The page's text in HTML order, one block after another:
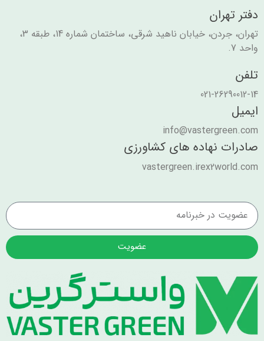
دفتر تهران
تهران، جردن، خیابان ناهید شرقی، ساختمان شماره 14، طبقه 3،
واحد 7.
تلفن
021-26290012-14
ایمیل
info@vastergreen.com
صادرات نهاده های کشاورزی
vastergreen.irex2world.com
عضویت